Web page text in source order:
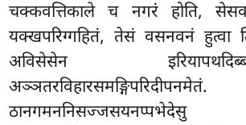
चक्कवत्तिकाले च नगरं होति,
यक्खपरिग्गहितं, तेसं वसनवनं हुत्वा
अविसेसेन